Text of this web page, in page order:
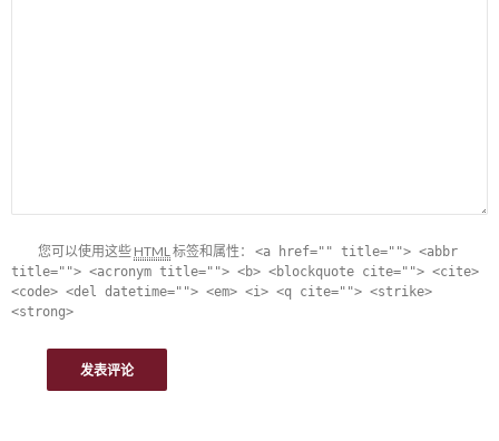
您可以使用这些 HTML标签和属性： <a href="" title=""> <abbr
title=""> <acronym title=""> <b> <blockquote cite=""> <cite>
<code> <del datetime=""> <em> <i> <q cite=""> <strike>
<strong>